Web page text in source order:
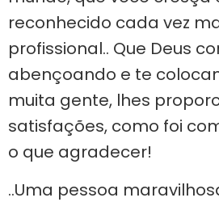
reconhecido cada vez
profissional.. Que Deus
abençoando e te
muita gente, lhes
satisfações, como foi
o que agradecer!
..Uma pessoa